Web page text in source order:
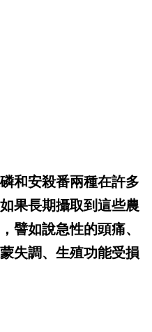
和安殺番兩種在許多
果長期攝取到這些農
譬如說急性的頭痛、
失調、生殖功能受損